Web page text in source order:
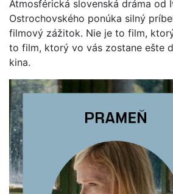
Atmosférická slovenská dráma od
Ostrochovského ponúka silný
filmový zážitok. Nie je to film,
to film, ktorý vo vás zostane ešte
kina.